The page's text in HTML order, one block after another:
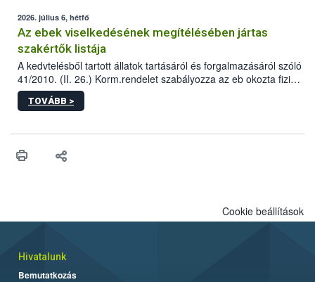
2026. július 6, hétfő
Az ebek viselkedésének megítélésében jártas
szakértők listája
A kedvtelésből tartott állatok tartásáról és forgalmazásáról szóló
41/2010. (II. 26.) Korm.rendelet szabályozza az eb okozta fizikai
sérülés, illetve ennek veszélye keletkezésekor felmerülő
hatósági feladatokat, valamint a veszélyes eb tartását és annak
vonni az ebek viselkedésének megítélésében jártas szakértőt.
TOVÁBB >
Cookie beállítások
Hivatalunk
Bemutatkozás